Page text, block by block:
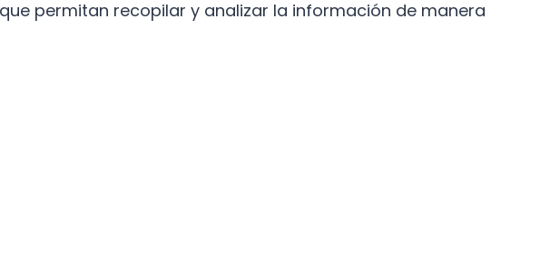
permitan recopilar y analizar la información de manera